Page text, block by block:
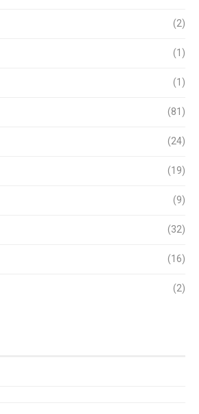
(2)
(1)
(1)
(81)
(24)
(19)
(9)
(32)
(16)
(2)